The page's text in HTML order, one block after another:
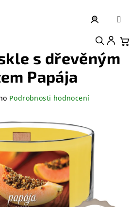
Přihlášení
s dřevěným
Papája
Podrobnosti hodnocení